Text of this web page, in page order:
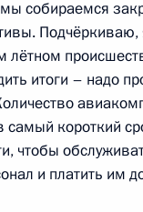
приёмная
собираемся
Подчёркиваю,
лётном
итоги – надо
самый короткий
чтобы
и платить им